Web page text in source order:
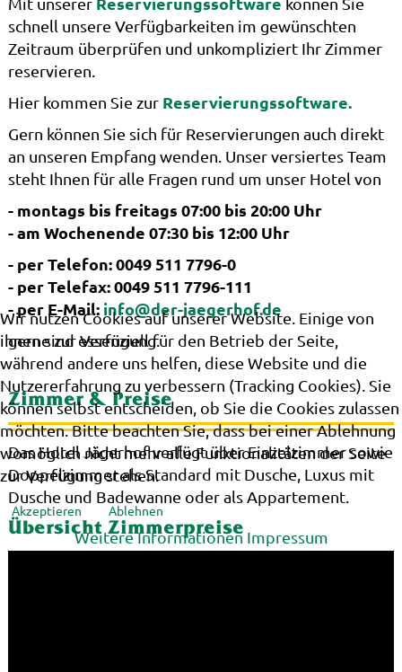
schnell unsere Verfügbarkeiten im gewünschten
Zeitraum überprüfen und unkompliziert Ihr Zimmer
reservieren.
Hier kommen Sie zur Reservierungssoftware.
Gern können Sie sich für Reservierungen auch direkt
an unseren Empfang wenden. Unser versiertes Team
steht Ihnen für alle Fragen rund um unser Hotel von
- montags bis freitags 07:00 bis 20:00 Uhr
- am Wochenende 07:30 bis 12:00 Uhr
- per Telefon: 0049 511 7796-0
- per Telefax: 0049 511 7796-111
- per E-Mail: info@der-jaegerhof.de
gerne zur Verfügung.
Zimmer & Preise
Das Hotel Jägerhof verfügt über Einzelzimmer sowie
Doppelzimmer als Standard mit Dusche, Luxus mit
Dusche und Badewanne oder als Appartement.
Übersicht Zimmerpreise
Wir nutzen Cookies auf unserer Website. Einige von
ihnen sind essenziell für den Betrieb der Seite,
während andere uns helfen, diese Website und die
Nutzererfahrung zu verbessern (Tracking Cookies). Sie
können selbst entscheiden, ob Sie die Cookies zulassen
möchten. Bitte beachten Sie, dass bei einer Ablehnung
womöglich nicht mehr alle Funktionalitäten der Seite
zur Verfügung stehen.
Akzeptieren Ablehnen
Weitere Informationen Impressum